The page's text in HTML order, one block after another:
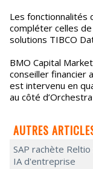
Les fonctionnalités
compléter celles
solutions TIBCO
BMO Capital
conseiller financier
est intervenu en
au côté
AUTRES
SAP rachète
IA d'entreprise